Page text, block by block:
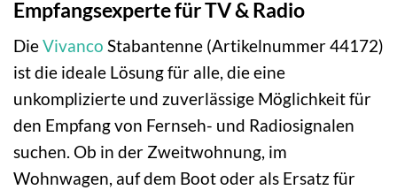
Empfangsexperte für TV & Radio
DieVivanco Stabantenne (Artikelnummer 44172)
ist die ideale Lösung für alle, die eine
unkomplizierte und zuverlässige Möglichkeit für
den Empfang von Fernseh- und Radiosignalen
suchen. Ob in der Zweitwohnung, im
Wohnwagen, auf dem Boot oder als Ersatz für